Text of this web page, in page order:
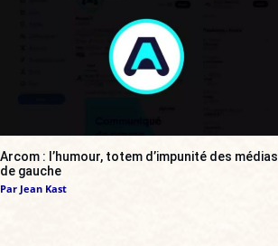
Arcom : l’humour, totem d’impunité des médias
de gauche
Par Jean Kast